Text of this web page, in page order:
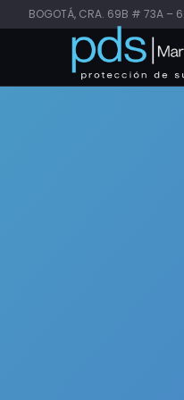
BOGOTÁ, CRA. 69B # 73A –